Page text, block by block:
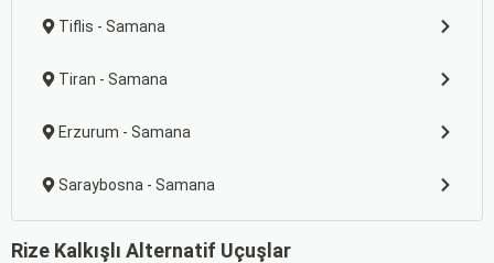
Tiflis - Samana
Tiran - Samana
Erzurum - Samana
Saraybosna - Samana
Rize Kalkışlı Alternatif Uçuşlar